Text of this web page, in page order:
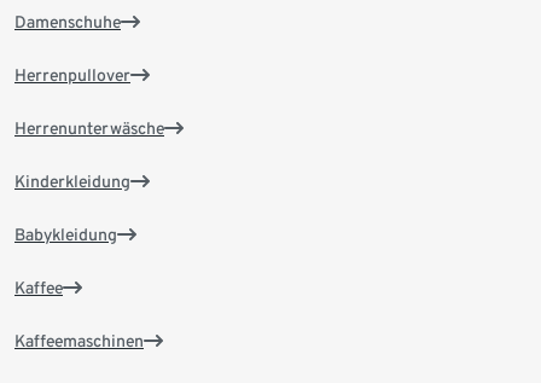
Damenschuhe
Herrenpullover
Herrenunterwäsche
Kinderkleidung
Babykleidung
Kaffee
Kaffeemaschinen